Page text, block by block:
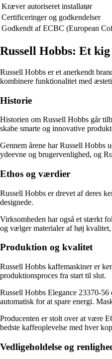
Kræver autoriseret installatør
Certificeringer og godkendelser
Godkendt af ECBC (European
Russell Hobbs: Et
Russell Hobbs er et anerkendt
kombinere funktionalitet med
Historie
Historien om Russell Hobbs går
skabe smarte og innovative
Gennem årene har Russell Hobbs
ydeevne og brugervenlighed, og
Ethos og værdier
Russell Hobbs er drevet af deres
designede.
Virksomheden har også et stærkt
og vælger materialer af høj kvalitet,
Produktion og kvalitet
Russell Hobbs kaffemaskiner er
produktionsproces fra start til slut.
Russell Hobbs Elegance 23370-
automatisk for at spare energi.
Producenten er stolt over at være
bedste kaffeoplevelse med hver
Vedligeholdelse og